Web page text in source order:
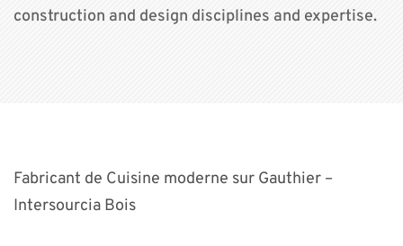
construction and design disciplines and expertise.
Fabricant de Cuisine moderne sur Gauthier –
Intersourcia Bois